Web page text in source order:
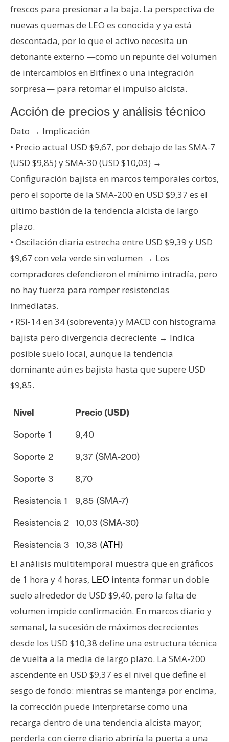
frescos para presionar a la baja. La perspectiva de
nuevas quemas de LEO es conocida y ya está
descontada, por lo que el activo necesita un
detonante externo —como un repunte del volumen
de intercambios en Bitfinex o una integración
sorpresa— para retomar el impulso alcista.
Acción de precios y análisis técnico
Dato → Implicación
• Precio actual USD $9,67, por debajo de las SMA-7
(USD $9,85) y SMA-30 (USD $10,03) →
Configuración bajista en marcos temporales cortos,
pero el soporte de la SMA-200 en USD $9,37 es el
último bastión de la tendencia alcista de largo
plazo.
• Oscilación diaria estrecha entre USD $9,39 y USD
$9,67 con vela verde sin volumen → Los
compradores defendieron el mínimo intradía, pero
no hay fuerza para romper resistencias
inmediatas.
• RSI-14 en 34 (sobreventa) y MACD con histograma
bajista pero divergencia decreciente → Indica
posible suelo local, aunque la tendencia
dominante aún es bajista hasta que supere USD
$9,85.
Nivel Precio (USD)
Soporte 1 9,40
Soporte 2 9,37 (SMA-200)
Soporte 3 8,70
Resistencia 1 9,85 (SMA-7)
Resistencia 2 10,03 (SMA-30)
Resistencia 3 10,38 (ATH)
El análisis multitemporal muestra que en gráficos
de 1 hora y 4 horas, LEO intenta formar un doble
suelo alrededor de USD $9,40, pero la falta de
volumen impide confirmación. En marcos diario y
semanal, la sucesión de máximos decrecientes
desde los USD $10,38 define una estructura técnica
de vuelta a la media de largo plazo. La SMA-200
ascendente en USD $9,37 es el nivel que define el
sesgo de fondo: mientras se mantenga por encima,
la corrección puede interpretarse como una
recarga dentro de una tendencia alcista mayor;
perderla con cierre diario abriría la puerta a una